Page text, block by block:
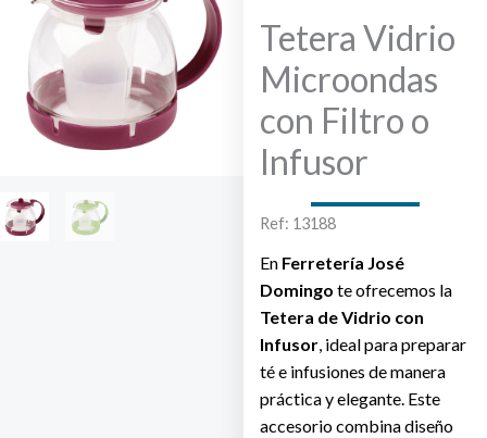
Tetera Vidrio
Microondas
con Filtro o
Infusor
Ref: 13188
En Ferretería José
Domingo te ofrecemos la
Tetera de Vidrio con
Infusor, ideal para preparar
té e infusiones de manera
práctica y elegante. Este
accesorio combina diseño